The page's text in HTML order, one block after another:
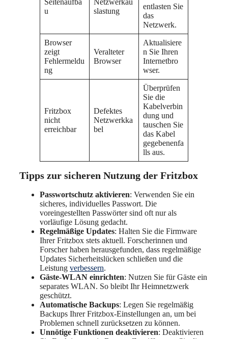
u
slastung
entlasten Sie
das
Netzwerk.
Browser
zeigt
Fehlermeldu
ng
Veralteter
Browser
Aktualisiere
n Sie Ihren
Internetbro
wser.
Fritzbox
nicht
erreichbar
Defektes
Netzwerkka
bel
Überprüfen
Sie die
Kabelverbin
dung und
tauschen Sie
das Kabel
gegebenenfa
lls aus.
Tipps zur sicheren Nutzung der Fritzbox
Passwortschutz aktivieren: Verwenden Sie ein
sicheres, individuelles Passwort. Die
voreingestellten Passwörter sind oft nur als
vorläufige Lösung gedacht.
Regelmäßige Updates: Halten Sie die Firmware
Ihrer Fritzbox stets aktuell. Forscherinnen und
Forscher haben herausgefunden, dass regelmäßige
Updates Sicherheitslücken schließen und die
Leistung verbessern.
Gäste-WLAN einrichten: Nutzen Sie für Gäste ein
separates WLAN. So bleibt Ihr Heimnetzwerk
geschützt.
Automatische Backups: Legen Sie regelmäßig
Backups Ihrer Fritzbox-Einstellungen an, um bei
Problemen schnell zurücksetzen zu können.
Unnötige Funktionen deaktivieren: Deaktivieren